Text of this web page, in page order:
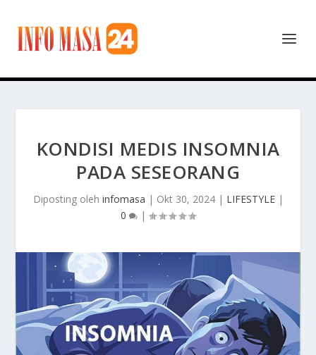
KONDISI MEDIS INSOMNIA
PADA SESEORANG
Diposting oleh infomasa | Okt 30, 2024| LIFESTYLE|
0
|